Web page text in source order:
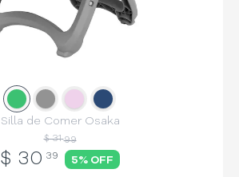
Slide 1
Slide 2
Slide 3
Slide
Silla de Comer Osaka
$ 31 99
$ 30 39 5% OFF